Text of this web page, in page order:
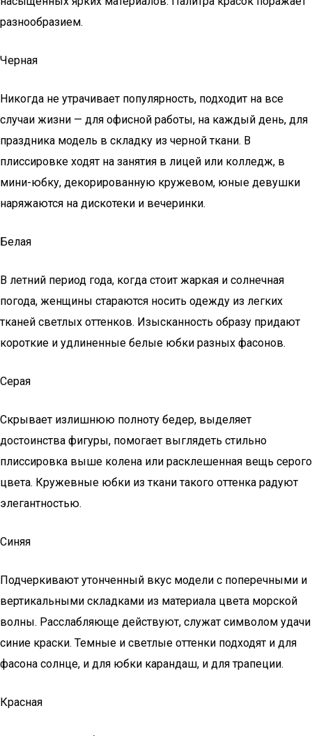
разнообразием.
Черная
Никогда не утрачивает популярность, подходит на все
случаи жизни — для офисной работы, на каждый день, для
праздника модель в складку из черной ткани. В
плиссировке ходят на занятия в лицей или колледж, в
мини-юбку, декорированную кружевом, юные девушки
наряжаются на дискотеки и вечеринки.
Белая
В летний период года, когда стоит жаркая и солнечная
погода, женщины стараются носить одежду из легких
тканей светлых оттенков. Изысканность образу придают
короткие и удлиненные белые юбки разных фасонов.
Серая
Скрывает излишнюю полноту бедер, выделяет
достоинства фигуры, помогает выглядеть стильно
плиссировка выше колена или расклешенная вещь серого
цвета. Кружевные юбки из ткани такого оттенка радуют
элегантностью.
Синяя
Подчеркивают утонченный вкус модели с поперечными и
вертикальными складками из материала цвета морской
волны. Расслабляюще действуют, служат символом удачи
синие краски. Темные и светлые оттенки подходят и для
фасона солнце, и для юбки карандаш, и для трапеции.
Красная